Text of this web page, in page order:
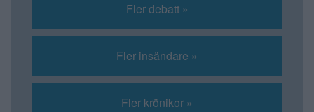
Fler debatt »
Fler insändare »
Fler krönikor »